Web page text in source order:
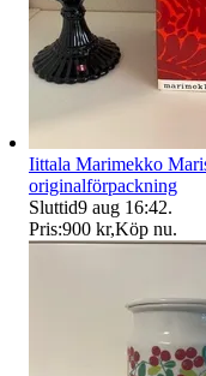
Iittala Marimekko
originalförpackning
Sluttid9 aug 16:42.
Pris:900 kr,Köp nu.